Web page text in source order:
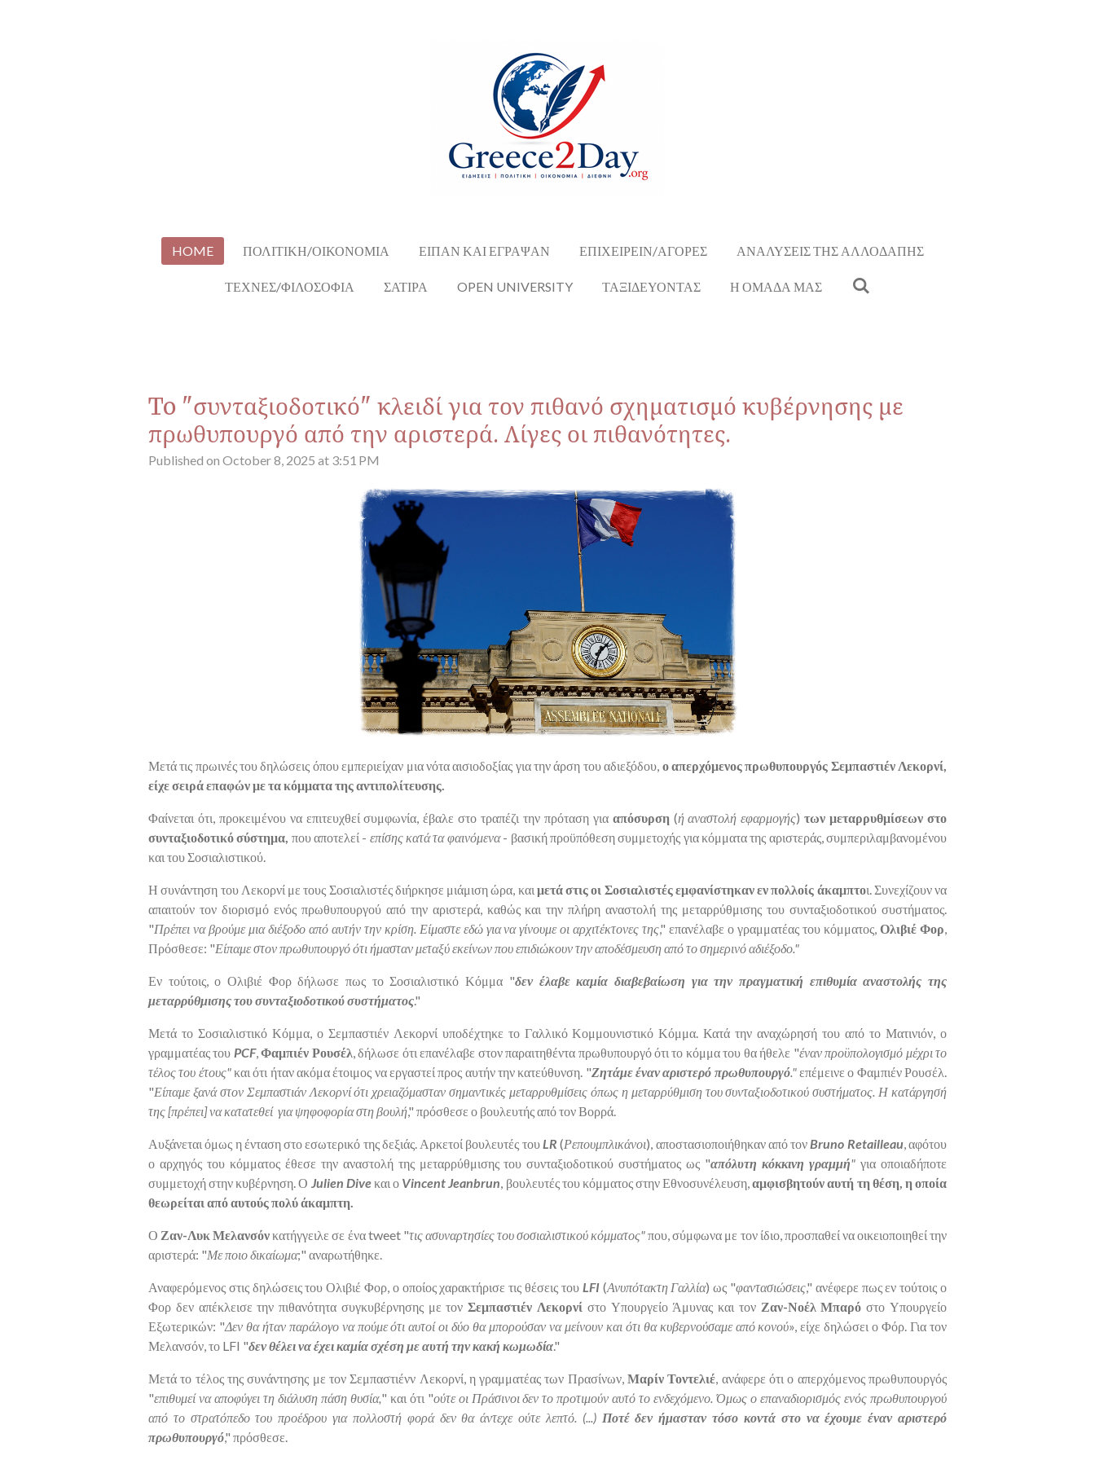
HOME ΠΟΛΙΤΙΚΗ/ΟΙΚΟΝΟΜΙΑ ΕΙΠΑΝ ΚΑΙ ΕΓΡΑΨΑΝ ΕΠΙΧΕΙΡΕΙΝ/ΑΓΟΡΕΣ ΑΝΑΛΥΣΕΙΣ ΤΗΣ ΑΛΛΟΔΑΠΗΣ
ΤΕΧΝΕΣ/ΦΙΛΟΣΟΦΙΑ ΣΑΤΙΡΑ OPEN UNIVERSITY ΤΑΞΙΔΕΥΟΝΤΑΣ Η ΟΜΑΔΑ ΜΑΣ
To "συνταξιοδοτικό" κλειδί για τον πιθανό σχηματισμό κυβέρνησης με
πρωθυπουργό από την αριστερά. Λίγες οι πιθανότητες.
Published on October 8, 2025 at 3:51 PM
Μετά τις πρωινές του δηλώσεις όπου εμπεριείχαν μια νότα αισιοδοξίας για την άρση του αδιεξόδου, ο απερχόμενος πρωθυπουργός Σεμπαστιέν Λεκορνί,
είχε σειρά επαφών με τα κόμματα της αντιπολίτευσης.
Φαίνεται ότι, προκειμένου να επιτευχθεί συμφωνία, έβαλε στο τραπέζι την πρόταση γιααπόσυρση (ή αναστολή εφαρμογής)των μεταρρυθμίσεων στο
συνταξιοδοτικό σύστημα, που αποτελεί - επίσης κατά τα φαινόμενα- βασική προϋπόθεση συμμετοχής για κόμματα της αριστεράς, συμπεριλαμβανομένου
και του Σοσιαλιστικού.
Η συνάντηση του Λεκορνί με τους Σοσιαλιστές διήρκησε μιάμιση ώρα, και μετά στις οι Σοσιαλιστές εμφανίστηκαν εν πολλοίς άκαμπτοι. Συνεχίζουν να
απαιτούν τον διορισμό ενός πρωθυπουργού από την αριστερά, καθώς και την πλήρη αναστολή της μεταρρύθμισης του συνταξιοδοτικού συστήματος.
"Πρέπει να βρούμε μια διέξοδο από αυτήν την κρίση. Είμαστε εδώ για να γίνουμε οι αρχιτέκτονες της," επανέλαβε ο γραμματέας του κόμματος,Ολιβιέ Φορ,
Πρόσθεσε: "Είπαμε στον πρωθυπουργό ότι ήμασταν μεταξύ εκείνων που επιδιώκουν την αποδέσμευση από το σημερινό αδιέξοδο."
Εν τούτοις,ο Ολιβιέ Φορ δήλωσε πως το Σοσιαλιστικό Κόμμα "δεν έλαβε καμία διαβεβαίωση για την πραγματική επιθυμία αναστολής της
μεταρρύθμισης του συνταξιοδοτικού συστήματος."
Μετά το Σοσιαλιστικό Κόμμα, ο Σεμπαστιέν Λεκορνί υποδέχτηκε το Γαλλικό Κομμουνιστικό Κόμμα. Κατά την αναχώρησή του από το Ματινιόν, ο
γραμματέας του PCF,Φαμπιέν Ρουσέλ, δήλωσε ότι επανέλαβε στον παραιτηθέντα πρωθυπουργό ότι το κόμμα του θα ήθελε "έναν προϋπολογισμό μέχρι το
τέλος του έτους"και ότι ήταν ακόμα έτοιμος να εργαστεί προς αυτήν την κατεύθυνση. "Ζητάμε έναν αριστερό πρωθυπουργό."επέμεινε ο Φαμπιέν Ρουσέλ.
"Είπαμε ξανά στον Σεμπαστιάν Λεκορνί ότι χρειαζόμασταν σημαντικές μεταρρυθμίσεις όπως η μεταρρύθμιση του συνταξιοδοτικού συστήματος. Η κατάργησή
της [πρέπει] να κατατεθεί για ψηφοφορία στη βουλή," πρόσθεσε ο βουλευτής από τον Βορρά.
Αυξάνεται όμως η ένταση στο εσωτερικό της δεξιάς. Αρκετοί βουλευτές τουLR (Ρεπουμπλικάνοι), αποστασιοποιήθηκαν από τονBruno Retailleau, αφότου
ο αρχηγός του κόμματος έθεσε την αναστολή της μεταρρύθμισης του συνταξιοδοτικού συστήματος ως "απόλυτη κόκκινη γραμμή" για οποιαδήποτε
συμμετοχή στην κυβέρνηση. Ο Julien Diveκαι ο Vincent Jeanbrun, βουλευτές του κόμματος στην Εθνοσυνέλευση,αμφισβητούν αυτή τη θέση, η οποία
θεωρείται από αυτούς πολύ άκαμπτη.
Ο Ζαν-Λυκ Μελανσόνκατήγγειλε σε ένα tweet "τις ασυναρτησίες του σοσιαλιστικού κόμματος"που, σύμφωνα με τον ίδιο, προσπαθεί να οικειοποιηθεί την
αριστερά: "Με ποιο δικαίωμα;" αναρωτήθηκε.
Αναφερόμενος στις δηλώσεις του Ολιβιέ Φορ, ο οποίος χαρακτήρισε τις θέσεις του LFI(Ανυπότακτη Γαλλία) ως "φαντασιώσεις," ανέφερε πως εν τούτοις ο
Φορ δεν απέκλεισε την πιθανότητα συγκυβέρνησης με τονΣεμπαστιέν Λεκορνί στο Υπουργείο Άμυνας και τον Ζαν-Νοέλ Μπαρό στο Υπουργείο
Εξωτερικών: "Δεν θα ήταν παράλογο να πούμε ότι αυτοί οι δύο θα μπορούσαν να μείνουν και ότι θα κυβερνούσαμε από κονού», είχε δηλώσει ο Φόρ. Για τον
Μελανσόν, το LFI "δεν θέλει να έχει καμία σχέση με αυτή την κακή κωμωδία."
Μετά το τέλος της συνάντησης με τον Σεμπαστιένν Λεκορνί, η γραμματέας των Πρασίνων,Μαρίν Τοντελιέ, ανάφερε ότι ο απερχόμενος πρωθυπουργός
"επιθυμεί να αποφύγει τη διάλυση πάση θυσία," και ότι "ούτε οι Πράσινοι δεν το προτιμούν αυτό το ενδεχόμενο. Όμως ο επαναδιορισμός ενός πρωθυπουργού
από το στρατόπεδο του προέδρου για πολλοστή φορά δεν θα άντεχε ούτε λεπτό. (...) Ποτέ δεν ήμασταν τόσο κοντά στο να έχουμε έναν αριστερό
πρωθυπουργό," πρόσθεσε.